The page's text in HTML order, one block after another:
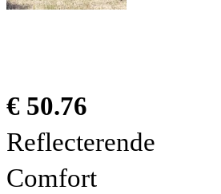
€ 50.76
Reflecterende
Comfort